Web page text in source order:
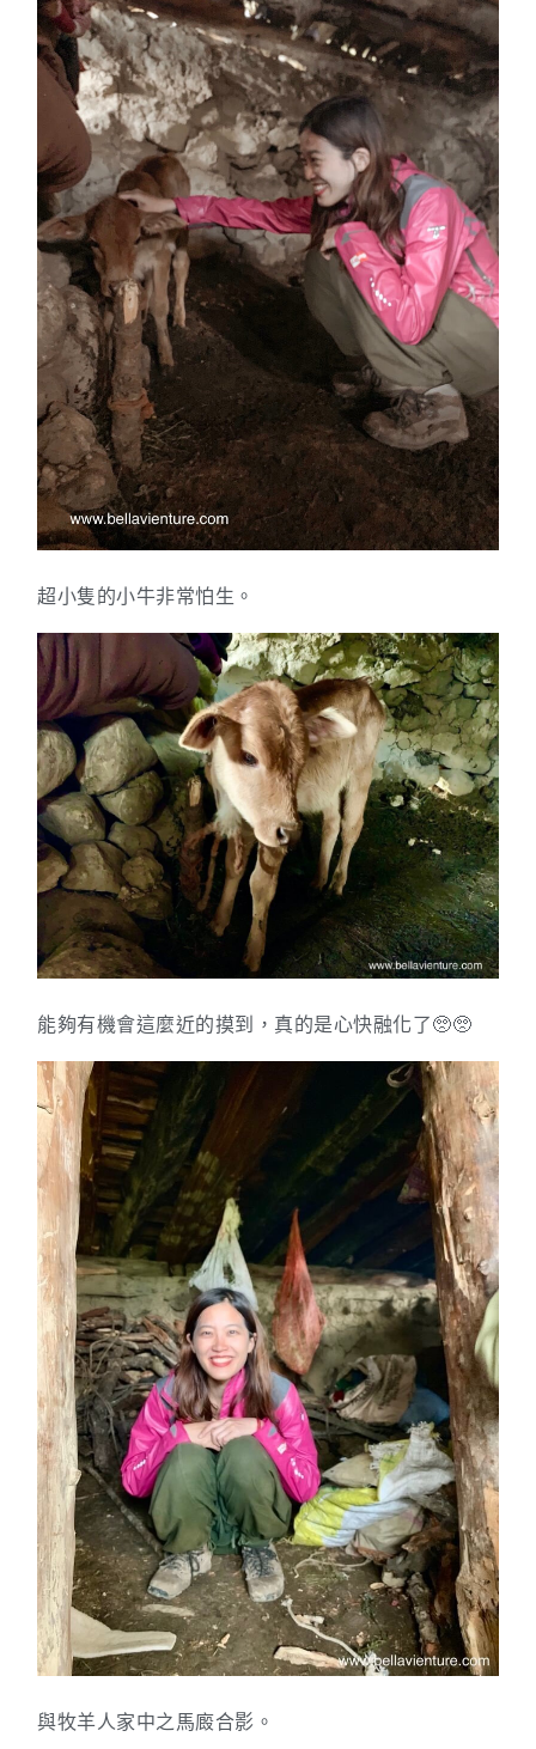
超小隻的小牛非常怕生。
能夠有機會這麼近的摸到，真的是心快融化了🥺🥺
與牧羊人家中之馬廄合影。